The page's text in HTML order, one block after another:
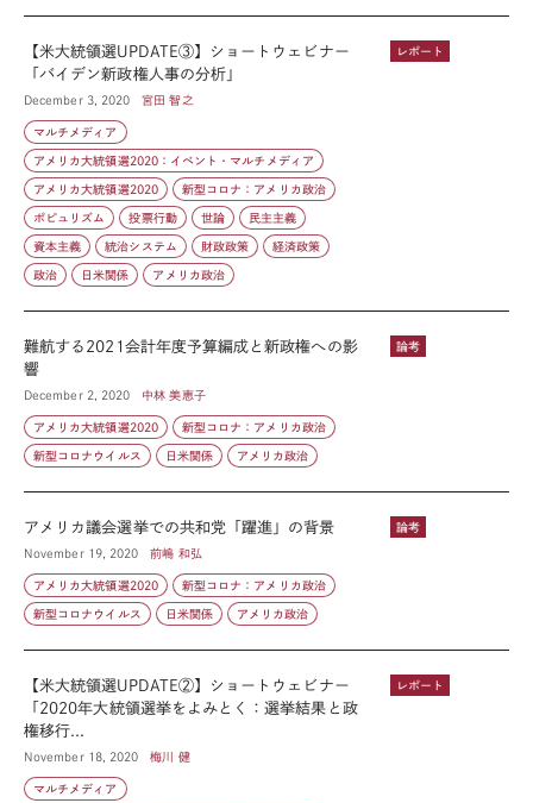
レポート
【米大統領選UPDATE③】ショートウェビナー
「バイデン新政権人事の分析」
December 3, 2020 宮田 智之
マルチメディア
アメリカ大統領選2020：イベント・マルチメディア
アメリカ大統領選2020 新型コロナ：アメリカ政治
ポピュリズム 投票行動 世論 民主主義
資本主義 統治システム 財政政策 経済政策
政治 日米関係 アメリカ政治
論考
難航する2021会計年度予算編成と新政権への影
響
December 2, 2020 中林 美恵子
アメリカ大統領選2020 新型コロナ：アメリカ政治
新型コロナウイルス 日米関係 アメリカ政治
論考
アメリカ議会選挙での共和党「躍進」の背景
November 19, 2020 前嶋 和弘
アメリカ大統領選2020 新型コロナ：アメリカ政治
新型コロナウイルス 日米関係 アメリカ政治
レポート
【米大統領選UPDATE②】ショートウェビナー
「2020年大統領選挙をよみとく：選挙結果と政
権移行...
November 18, 2020 梅川 健
マルチメディア